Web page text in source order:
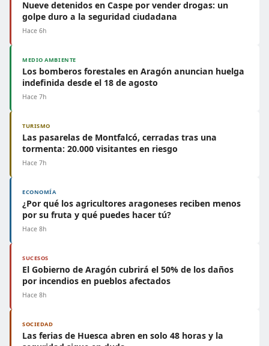
Nueve detenidos en Caspe por vender drogas: un
golpe duro a la seguridad ciudadana
Hace 6h
MEDIO AMBIENTE
Los bomberos forestales en Aragón anuncian huelga
indefinida desde el 18 de agosto
Hace 7h
TURISMO
Las pasarelas de Montfalcó, cerradas tras una
tormenta: 20.000 visitantes en riesgo
Hace 7h
ECONOMÍA
¿Por qué los agricultores aragoneses reciben menos
por su fruta y qué puedes hacer tú?
Hace 8h
SUCESOS
El Gobierno de Aragón cubrirá el 50% de los daños
por incendios en pueblos afectados
Hace 8h
SOCIEDAD
Las ferias de Huesca abren en solo 48 horas y la